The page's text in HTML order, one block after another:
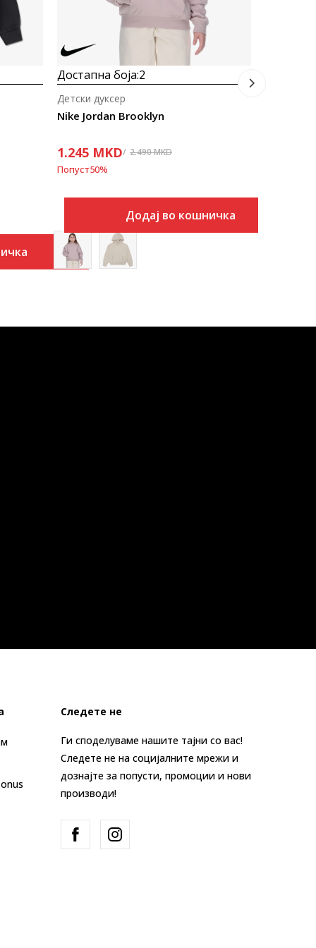
Достапна боја:2
Nike Jordan Brooklyn
Детски дуксер
1.245 MKD 2.490MKD
Попуст50%
Додај во кошничка
Следете не
Ги споделуваме нашите тајни со вас!
Следете не на социјалните мрежи и
дознајте за попусти, промоции и нови
производи!